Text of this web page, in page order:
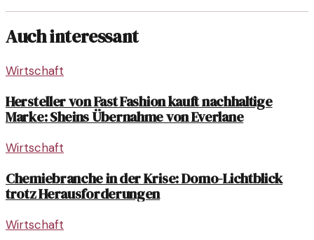
Auch interessant
Wirtschaft
Hersteller von Fast Fashion kauft nachhaltige
Marke: Sheins Übernahme von Everlane
Wirtschaft
Chemiebranche in der Krise: Domo-Lichtblick
trotz Herausforderungen
Wirtschaft